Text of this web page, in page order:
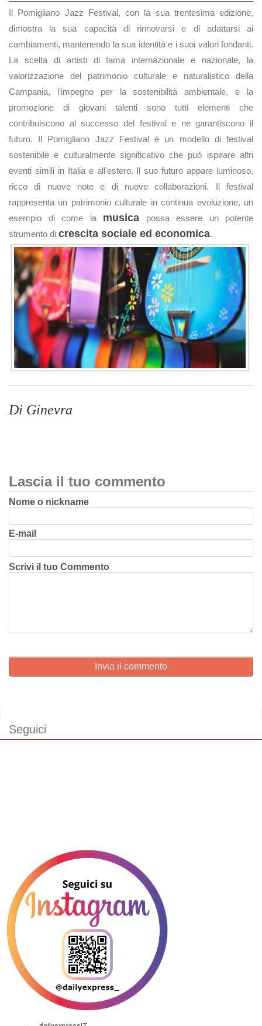
Il Pomigliano Jazz Festival, con la sua trentesima edizione,
dimostra la sua capacità di rinnovarsi e di adattarsi ai
cambiamenti, mantenendo la sua identità e i suoi valori fondanti.
La scelta di artisti di fama internazionale e nazionale, la
valorizzazione del patrimonio culturale e naturalistico della
Campania, l'impegno per la sostenibilità ambientale, e la
promozione di giovani talenti sono tutti elementi che
contribuiscono al successo del festival e ne garantiscono il
futuro. Il Pomigliano Jazz Festival è un modello di festival
sostenibile e culturalmente significativo che può ispirare altri
eventi simili in Italia e all'estero. Il suo futuro appare luminoso,
ricco di nuove note e di nuove collaborazioni. Il festival
rappresenta un patrimonio culturale in continua evoluzione, un
esempio di come la musica possa essere un potente
strumento di crescita sociale ed economica.
Di Ginevra
Lascia il tuo commento
Nome o nickname
E-mail
Scrivi il tuo Commento
Invia il commento
Seguici